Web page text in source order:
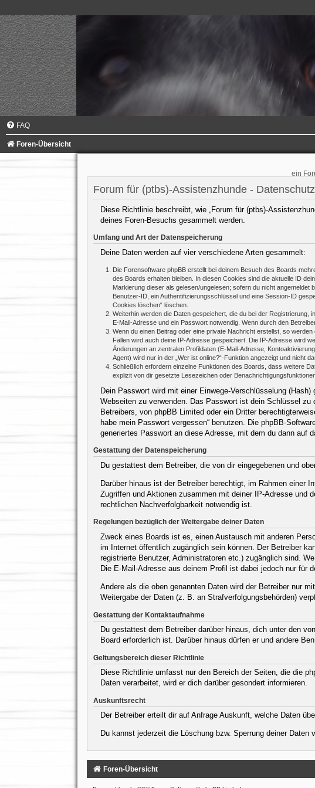
FAQ
Foren-Übersicht
ein
Forum für (ptbs)-Assistenzhunde -
Diese Richtlinie beschreibt, wie „Forum für (ptbs)-
deines Foren-Besuchs gesammelt werden.
Umfang und Art der Datenspeicherung
Deine Daten werden auf vier verschiedene Arten gesammelt:
Die Forensoftware phpBB erstellt bei deinem Besuch des Boards
des Boards erhalten bleiben. In diesen Cookies sind die aktuelle ID
Markierung dieser als gelesen/ungelesen; sofern du nicht
Benutzer-ID, ein Authentifizierungsschlüssel und eine Session-ID
Cookies löschen“ löschen.
Weiterhin werden die Daten gespeichert, die du bei der Registrierung,
E-Mail-Adresse und ein Passwort notwendig. Wenn durch den
Wenn du einen Beitrag oder eine private Nachricht erstellst, so
Fällen wird auch deine IP-Adresse gespeichert. Die IP-Adresse wird
Änderungen an zentralen Profildaten (E-Mail-Adresse,
Agent) wird nur in der „Wer ist online?“-Funktion angezeigt und nicht
Schließlich erfordern einzelne Funktionen des Boards, dass weitere
explizit von dir gesetzte Lesezeichen oder
Dein Passwort wird mit einer Einwege-Verschlüsselung
Webseiten zu verwenden. Das Passwort ist dein Schlüssel
Betreibers, von phpBB Limited oder ein Dritter
habe mein Passwort vergessen“ benutzen. Die phpBB-
generiertes Passwort an diese Adresse, mit dem du dann auf
Gestattung der Datenspeicherung
Du gestattest dem Betreiber, die von dir eingegebenen und
Darüber hinaus ist der Betreiber berechtigt, im Rahmen einer
Zugriffen und Aktionen zusammen mit deiner IP-Adresse und
rechtlichen Nachverfolgbarkeit notwendig ist.
Regelungen bezüglich der Weitergabe deiner Daten
Zweck eines Boards ist es, einen Austausch mit anderen
im Internet öffentlich zugänglich sein können. Der Betreiber
registrierte Benutzer, Administratoren etc.) zugänglich sind.
Die E-Mail-Adresse aus deinem Profil ist dabei jedoch nur für
Andere als die oben genannten Daten wird der Betreiber nur
Weitergabe der Daten (z. B. an Strafverfolgungsbehörden)
Gestattung der Kontaktaufnahme
Du gestattest dem Betreiber darüber hinaus, dich unter den
Board erforderlich ist. Darüber hinaus dürfen er und andere
Geltungsbereich dieser Richtlinie
Diese Richtlinie umfasst nur den Bereich der Seiten, die die
Daten verarbeitet, wird er dich darüber gesondert informieren.
Auskunftsrecht
Der Betreiber erteilt dir auf Anfrage Auskunft, welche Daten
Du kannst jederzeit die Löschung bzw. Sperrung deiner
Foren-Übersicht